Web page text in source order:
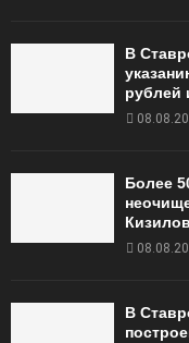
В
рублей
Более
В